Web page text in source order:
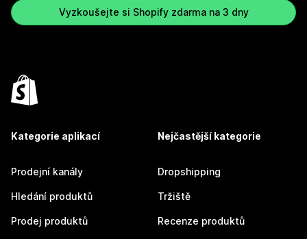
Vyzkoušejte si Shopify zdarma na 3 dny
Kategorie aplikací
Prodejní kanály
Hledání produktů
Prodej produktů
Nejčastější kategorie
Dropshipping
Tržiště
Recenze produktů